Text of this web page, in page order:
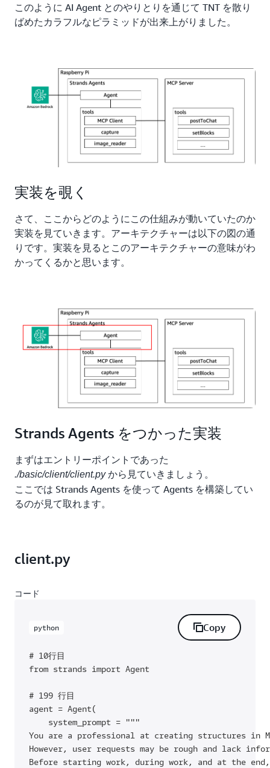
このように AI Agent とのやりとりを通じて TNT を散り
ばめたカラフルなピラミッドが出来上がりました。
実装を覗く
さて、ここからどのようにこの仕組みが動いていたのか
実装を見ていきます。アーキテクチャーは以下の図の通
りです。実装を見るとこのアーキテクチャーの意味がわ
かってくるかと思います。
Strands Agents をつかった実装
まずはエントリーポイントであった
./basic/client/client.pyから見ていきましょう。
ここでは Strands Agents を使って Agents を構築してい
るのが見て取れます。
client.py
コード
python Copy
# 10行目
from strands import Agent
# 199 行目
agent = Agent(
    system_prompt = """
You are a professional at creating structures in
However, user requests may be rough and lack
Before starting work, during work, and at the